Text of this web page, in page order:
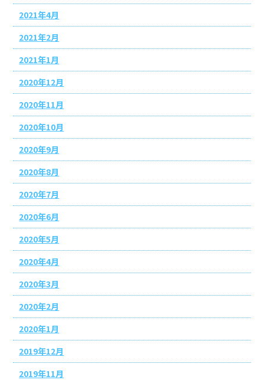
2021年4月
2021年2月
2021年1月
2020年12月
2020年11月
2020年10月
2020年9月
2020年8月
2020年7月
2020年6月
2020年5月
2020年4月
2020年3月
2020年2月
2020年1月
2019年12月
2019年11月